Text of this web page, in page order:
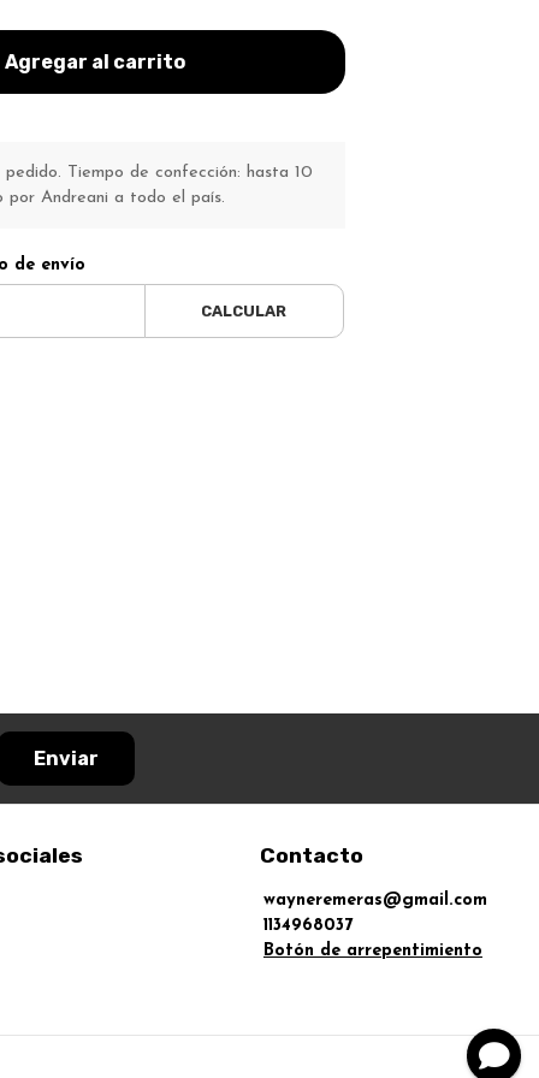
Agregar al carrito
Tiempo de confección: hasta 10
por Andreani a todo el país.
de envío
CALCULAR
Enviar
Contacto
wayneremeras@gmail.com
1134968037
Botón de arrepentimiento